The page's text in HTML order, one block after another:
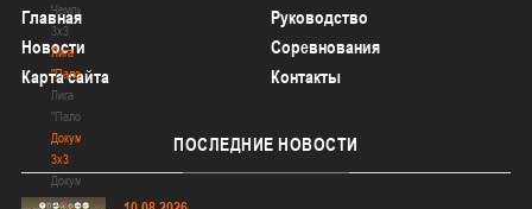
Чемпионат
3х3
Лига
"Палова"
Лига
"Палова"
Документы
3х3
Документы
3х3
Главная
Руководство
Новости
Соревнования
Карта сайта
Контакты
ПОСЛЕДНИЕ НОВОСТИ